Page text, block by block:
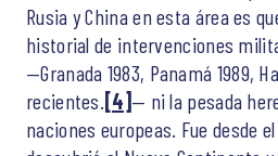
Rusia y China en esta área es
historial de intervenciones
—Granada 1983, Panamá 1989,
recientes.[4]— ni la pesada
naciones europeas. Fue desde